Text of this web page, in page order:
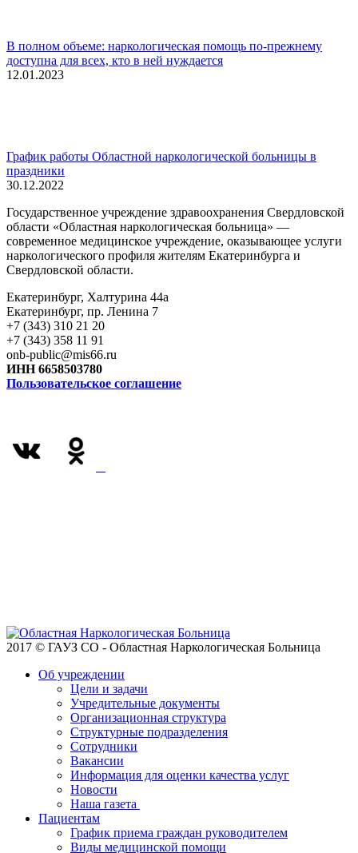
В полном объеме: наркологическая помощь по-прежнему
доступна для всех, кто в ней нуждается
12.01.2023
График работы Областной наркологической больницы в
праздники
30.12.2022
Государственное учреждение здравоохранения Свердловской
области «Областная наркологическая больница» —
современное медицинское учреждение, оказывающее услуги
наркологического профиля жителям Екатеринбурга и
Свердловской области.
Екатеринбург, Халтурина 44а
Екатеринбург, пр. Ленина 7
+7 (343) 310 21 20
+7 (343) 358 11 91
onb-public@mis66.ru
ИНН 6658503780
Пользовательское соглашение
2017 © ГАУЗ СО - Областная Наркологическая Больница
Об учреждении
Цели и задачи
Учредительные документы
Организационная структура
Структурные подразделения
Сотрудники
Вакансии
Информация для оценки качества услуг
Новости
​​Наша газета
Пациентам
График приема граждан руководителем
Виды медицинской помощи